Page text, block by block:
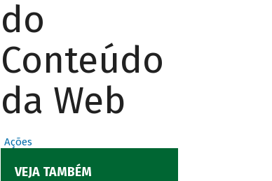
do
Conteúdo
da Web
Ações
VEJA TAMBÉM